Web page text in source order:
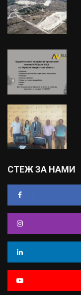
СТЕЖ ЗА НАМИ